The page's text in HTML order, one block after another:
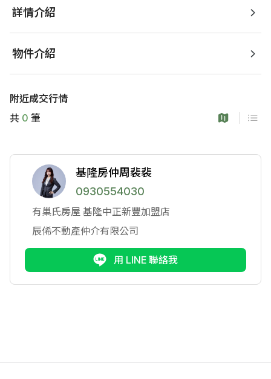
詳情介紹
物件介紹
附近成交行情
共 0 筆
基隆房仲周裴裴
0930554030
有巢氏房屋 基隆中正新豐加盟店
辰俙不動產仲介有限公司
用 LINE 聯絡我